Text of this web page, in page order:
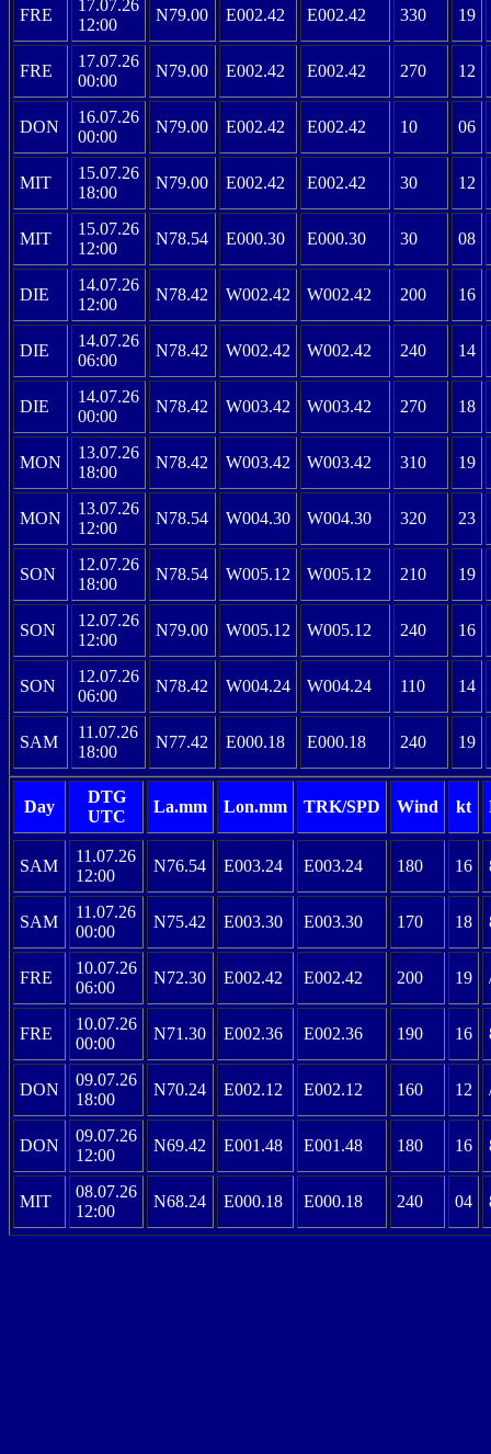
FRE
17.07.26
12:00
N79.00 E002.42 E002.42 330 19
FRE
17.07.26
00:00
N79.00 E002.42 E002.42 270 12
DON
16.07.26
00:00
N79.00 E002.42 E002.42 10 06
MIT
15.07.26
18:00
N79.00 E002.42 E002.42 30 12
MIT
15.07.26
12:00
N78.54 E000.30 E000.30 30 08
DIE
14.07.26
12:00
N78.42 W002.42 W002.42 200 16
DIE
14.07.26
06:00
N78.42 W002.42 W002.42 240 14
DIE
14.07.26
00:00
N78.42 W003.42 W003.42 270 18
MON
13.07.26
18:00
N78.42 W003.42 W003.42 310 19
MON
13.07.26
12:00
N78.54 W004.30 W004.30 320 23
SON
12.07.26
18:00
N78.54 W005.12 W005.12 210 19
SON
12.07.26
12:00
N79.00 W005.12 W005.12 240 16
SON
12.07.26
06:00
N78.42 W004.24 W004.24 110 14
SAM
11.07.26
18:00
N77.42 E000.18 E000.18 240 19
Day
DTG
UTC
La.mm Lon.mm TRK/SPD Wind kt
SAM
11.07.26
12:00
N76.54 E003.24 E003.24 180 16
SAM
11.07.26
00:00
N75.42 E003.30 E003.30 170 18
FRE
10.07.26
06:00
N72.30 E002.42 E002.42 200 19
FRE
10.07.26
00:00
N71.30 E002.36 E002.36 190 16
DON
09.07.26
18:00
N70.24 E002.12 E002.12 160 12
DON
09.07.26
12:00
N69.42 E001.48 E001.48 180 16
MIT
08.07.26
12:00
N68.24 E000.18 E000.18 240 04